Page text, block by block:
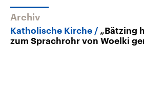
Archiv
Katholische Kirche
„Bätzing
zum Sprachrohr von Woelki